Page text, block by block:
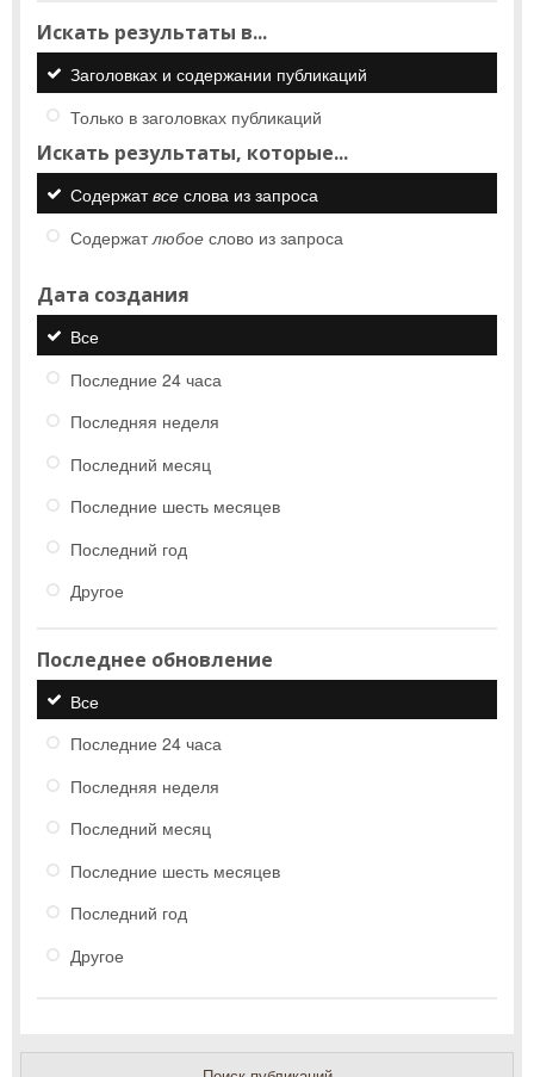
Искать результаты в...
Заголовках и содержании публикаций
Только в заголовках публикаций
Искать результаты, которые...
Содержатвсе слова из запроса
Содержатлюбое слово из запроса
Дата создания
Все
Последние 24 часа
Последняя неделя
Последний месяц
Последние шесть месяцев
Последний год
Другое
Последнее обновление
Все
Последние 24 часа
Последняя неделя
Последний месяц
Последние шесть месяцев
Последний год
Другое